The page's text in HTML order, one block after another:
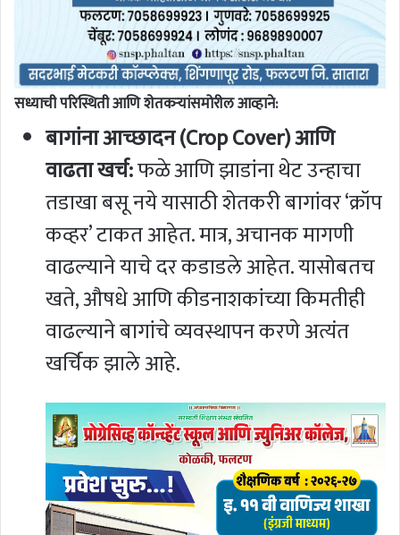
सध्याची परिस्थिती आणि शेतकऱ्यांसमोरील आव्हाने:
बागांना आच्छादन (Crop Cover) आणि
वाढता खर्च:फळे आणि झाडांना थेट उन्हाचा
तडाखा बसू नये यासाठी शेतकरी बागांवर ‘क्रॉप
कव्हर’ टाकत आहेत. मात्र, अचानक मागणी
वाढल्याने याचे दर कडाडले आहेत. यासोबतच
खते, औषधे आणि कीडनाशकांच्या किमतीही
वाढल्याने बागांचे व्यवस्थापन करणे अत्यंत
खर्चिक झाले आहे.